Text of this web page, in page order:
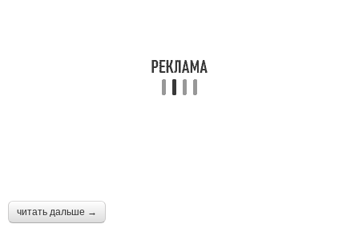
читать дальше →